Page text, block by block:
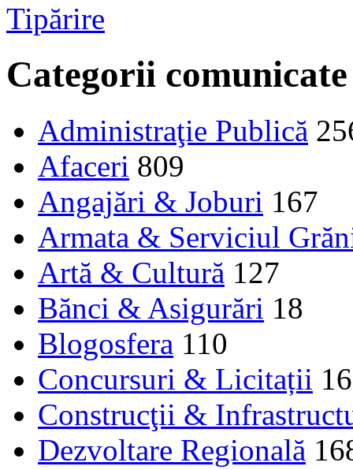
Tipărire
Categorii comunicate
Administraţie Publică
Afaceri 809
Angajări & Joburi 167
Armata & Serviciul
Artă & Cultură 127
Bănci & Asigurări 18
Blogosfera 110
Concursuri & Licitații 16
Construcţii &
Dezvoltare Regională